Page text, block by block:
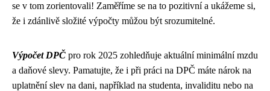
se v tom zorientovali! Zaměříme se na to pozitivní a ukážeme si,
že i zdánlivě složité výpočty můžou být srozumitelné.
Výpočet DPČ pro rok 2025 zohledňuje aktuální minimální mzdu
a daňové slevy. Pamatujte, že i při práci na DPČ máte nárok na
uplatnění slev na dani, například na studenta, invaliditu nebo na